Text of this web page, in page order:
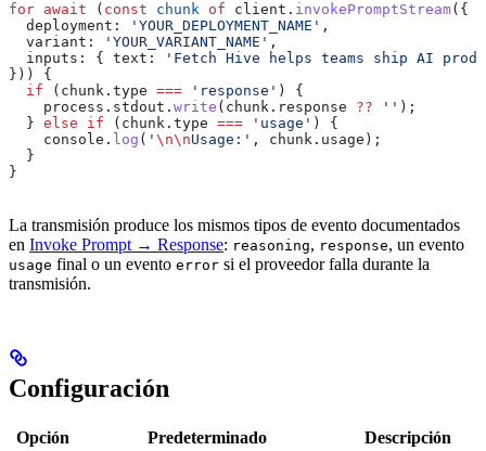
for await ( const chunk of client . invokePromptStream({
  deployment:
'YOUR_DEPLOYMENT_NAME' ,
  variant:
'YOUR_VARIANT_NAME' ,
  inputs:
{ text:
'Fetch Hive helps teams ship AI
})) {
  if
( chunk . type === 'response' ) {
    process
. stdout . write ( chunk . response ?? '' );
  }
else if ( chunk . type === 'usage' ) {
    console
. log ( ' \n\nUsage:' , chunk . usage );
  }
}
La transmisión produce los mismos tipos de evento documentados
en Invoke Prompt → Response: reasoning, response, un evento
usage final o un evento error si el proveedor falla durante la
transmisión.
Configuración
Opción Predeterminado Descripción